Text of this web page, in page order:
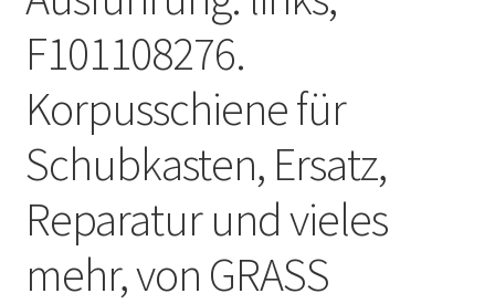
F101108276.
Korpusschiene für
Schubkasten, Ersatz,
Reparatur und vieles
mehr, von GRASS